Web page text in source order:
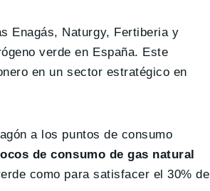
Enagás, Naturgy, Fertiberia y
verde en España. Este
en un sector estratégico en
a los puntos de consumo
de consumo de gas natural
como para satisfacer el 30% de